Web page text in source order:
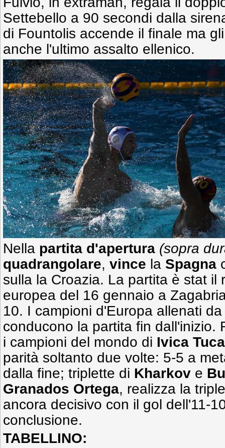
Settebello a 90 secondi dalla
di Fountolis accende il finale ma
anche l'ultimo assalto ellenico.
Nella partita d'apertura (sopra
quadrangolare, vince la Spagna
sulla la Croazia. La partita è stat il
europea del 16 gennaio a
10. I campioni d'Europa allenati
conducono la partita fin dall'inizio.
i campioni del mondo di Ivica
parità soltanto due volte: 5-5 a
dalla fine; triplette di Kharkov e
Granados Ortega, realizza la
ancora decisivo con il gol dell'11-
conclusione.
TABELLINO: